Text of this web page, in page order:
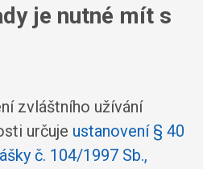
je nutné mít s
zvláštního užívání
určuje ustanovení § 40
č. 104/1997 Sb.,